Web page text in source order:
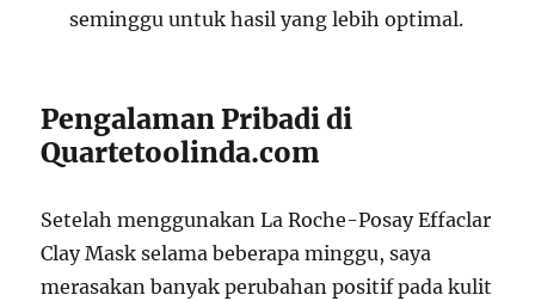
seminggu untuk hasil yang lebih optimal.
Pengalaman Pribadi di
Quartetoolinda.com
Setelah menggunakan La Roche-Posay Effaclar
Clay Mask selama beberapa minggu, saya
merasakan banyak perubahan positif pada kulit